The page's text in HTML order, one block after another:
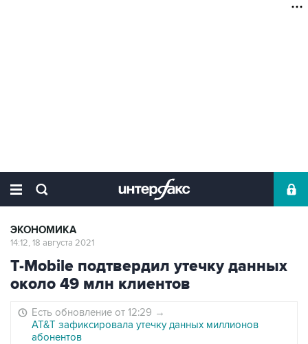
ЭКОНОМИКА
14:12, 18 августа 2021
T-Mobile подтвердил утечку данных
около 49 млн клиентов
Есть обновление от 12:29 →
AT&T зафиксировала утечку данных миллионов
абонентов